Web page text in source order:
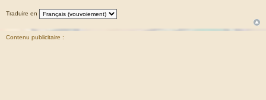
Traduire en
Contenu publicitaire :